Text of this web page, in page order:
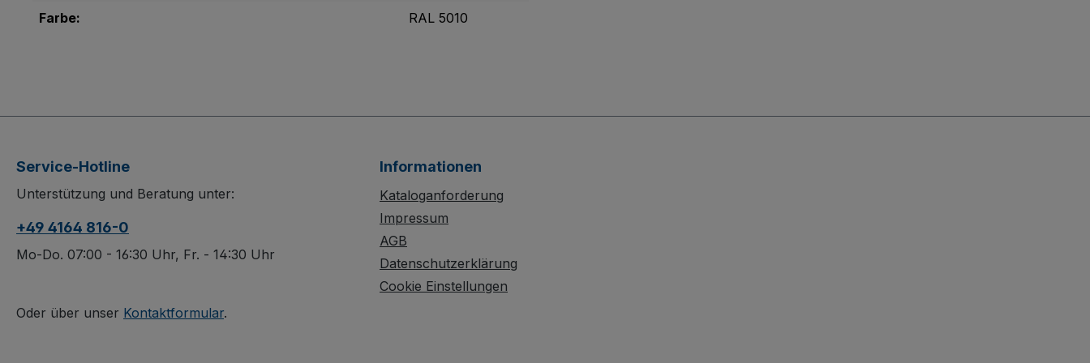
Farbe:
RAL 5010
Service-Hotline
Unterstützung und Beratung unter:
+49 4164 816-0
Mo-Do. 07:00 - 16:30 Uhr, Fr. - 14:30 Uhr
Oder über unser Kontaktformular.
Informationen
Kataloganforderung
Impressum
AGB
Datenschutzerklärung
Cookie Einstellungen